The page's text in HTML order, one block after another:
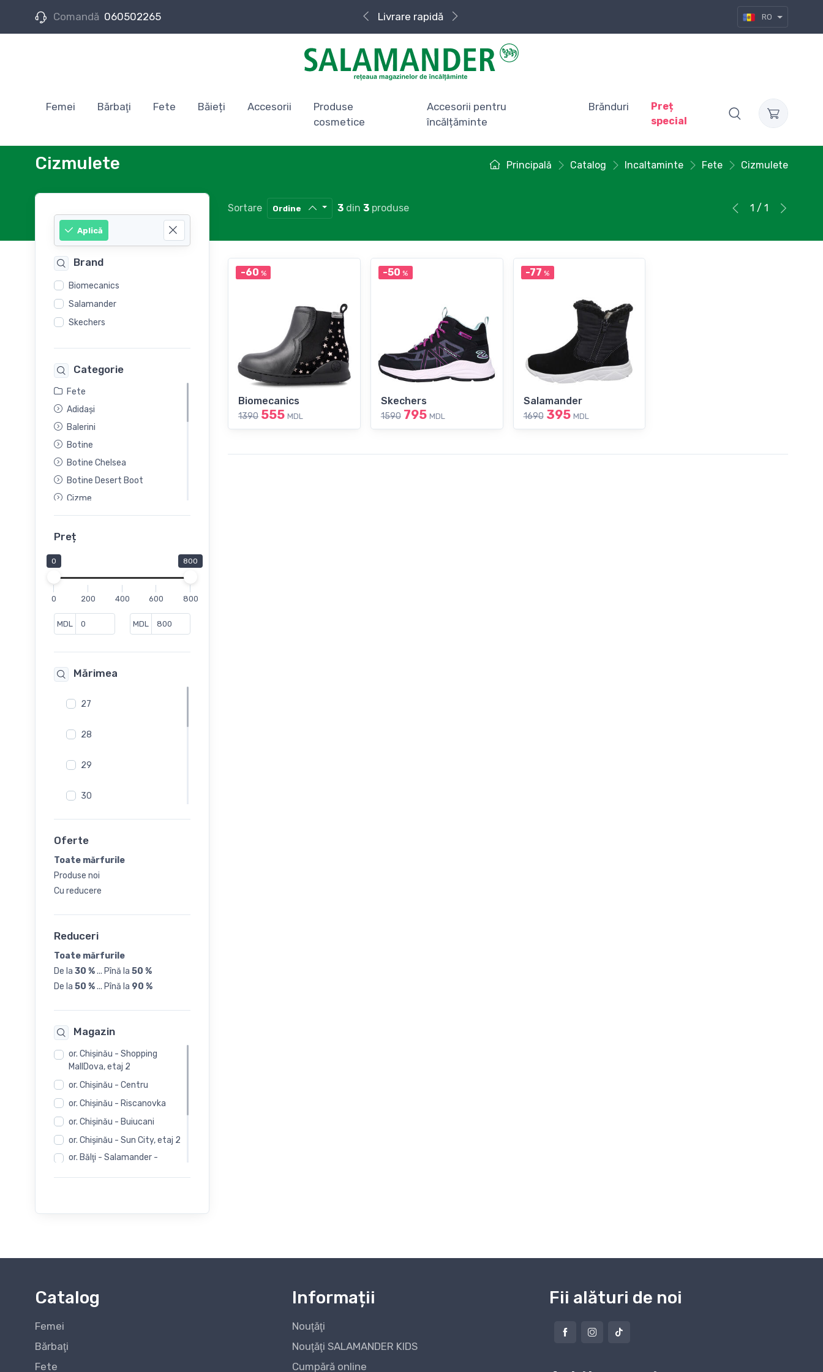
Comandă 060502265 Livrare rapidă RO
Femei Bărbaţi Fete Băieți Accesorii
Produse
cosmetice
Accesorii pentru
încălțăminte
Brănduri
Preț
special
Principală Catalog Incaltaminte Fete Cizmulete
Cizmulete
Aplică
Brand
Biomecanics
Salamander
Skechers
Categorie
Fete
Adidași
Balerini
Botine
Botine Chelsea
Botine Desert Boot
Cizme
Cizme din cauceuc
Cizmulete
Mocasini
Pantofi
Pantofi casual
Sandale fără toc
Sneakers
Șlapi
Preț
0 800
0 200 400 600 800
MDL MDL
Mărimea
27
28
29
30
32
33
34
37
Oferte
Toate mărfurile
Produse noi
Cu reducere
Reduceri
Toate mărfurile
De la 30 %... Pînă la 50 %
De la 50 %... Pînă la 90 %
Magazin
or. Chişinău - Shopping
MallDova, etaj 2
or. Chişinău - Centru
or. Chişinău - Riscanovka
or. Chişinău - Buiucani
or. Chişinău - Sun City, etaj 2
or. Bălţi - Salamander -
or. Bălţi - Rieker -
Sortare Ordine 3 din 3 produse 1 / 1
-60 %
Biomecanics
1390 555 MDL
-50 %
Skechers
1590 795 MDL
-77 %
Salamander
1690 395 MDL
Catalog
Femei
Bărbaţi
Fete
Informații
Nouţăţi
Nouţăţi SALAMANDER KIDS
Cumpără online
Fii alături de noi